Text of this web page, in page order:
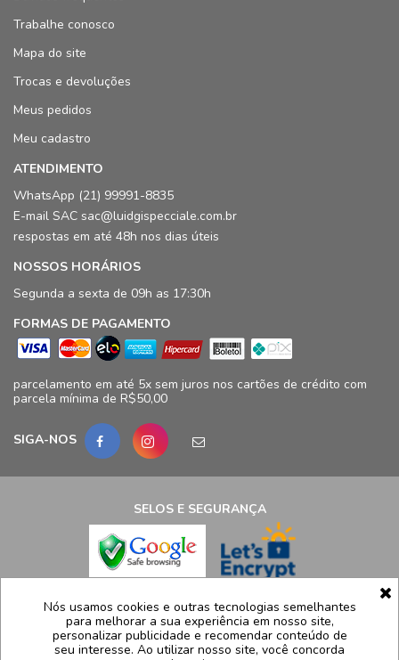
Trabalhe conosco
Mapa do site
Trocas e devoluções
Meus pedidos
Meu cadastro
ATENDIMENTO
WhatsApp (21) 99991-8835
E-mail SAC sac@luidgispecciale.com.br
respostas em até 48h nos dias úteis
NOSSOS HORÁRIOS
Segunda a sexta de 09h as 17:30h
FORMAS DE PAGAMENTO
parcelamento em até 5x sem juros nos cartões de crédito com
parcela mínima de R$50,00
SIGA-NOS
SELOS E SEGURANÇA
LCB Confecções Eireli | CNPJ: 19.316.833/0009-41
Avenida Ayrton Senna, 5.500, Bloco 11, loja 124/125 - Barra da
Tijuca - Rio de Janeiro - RJ – CEP 22775005
Nós usamos cookies e outras tecnologias semelhantes
para melhorar a sua experiência em nosso site,
personalizar publicidade e recomendar conteúdo de
seu interesse. Ao utilizar nosso site, você concorda